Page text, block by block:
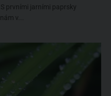
prvními jarními paprsky
v...